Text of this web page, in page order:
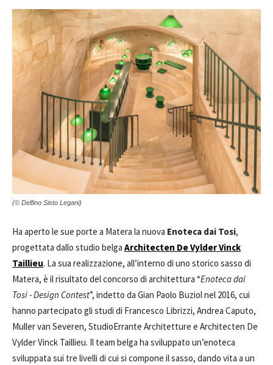
(© Delfino Sisto Legani)
Ha aperto le sue porte a Matera la nuova Enoteca dai Tosi,
progettata dallo studio belga Architecten De Vylder Vinck
Taillieu. La sua realizzazione, all’interno di uno storico sasso di
Matera, è il risultato del concorso di architettura “Enoteca dai
Tosi - Design Contest”, indetto da Gian Paolo Buziol nel 2016, cui
hanno partecipato gli studi di Francesco Librizzi, Andrea Caputo,
Muller van Severen, StudioErrante Architetture e Architecten De
Vylder Vinck Taillieu. Il team belga ha sviluppato un’enoteca
sviluppata sui tre livelli di cui si compone il sasso, dando vita a un